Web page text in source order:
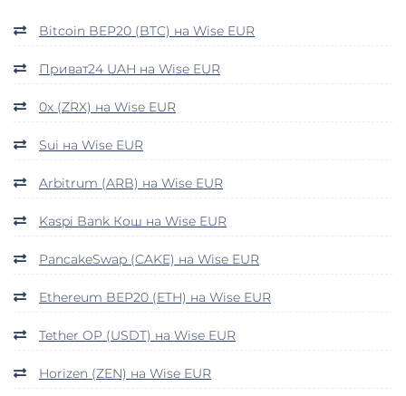
Bitcoin BEP20 (BTC) на Wise EUR
Приват24 UAH на Wise EUR
0x (ZRX) на Wise EUR
Sui на Wise EUR
Arbitrum (ARB) на Wise EUR
Kaspi Bank Кош на Wise EUR
PancakeSwap (CAKE) на Wise EUR
Ethereum BEP20 (ETH) на Wise EUR
Tether OP (USDT) на Wise EUR
Horizen (ZEN) на Wise EUR